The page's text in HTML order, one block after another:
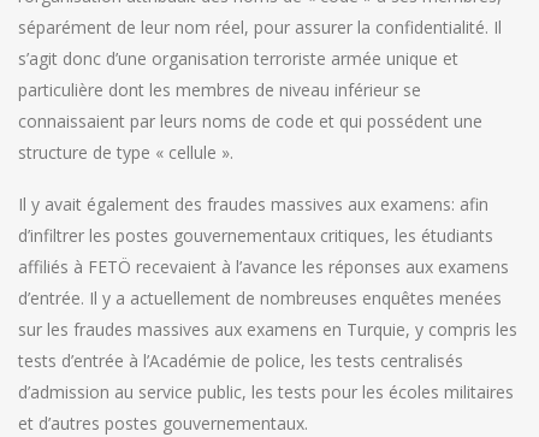
séparément de leur nom réel, pour assurer la confidentialité. Il
s’agit donc d’une organisation terroriste armée unique et
particulière dont les membres de niveau inférieur se
connaissaient par leurs noms de code et qui possédent une
structure de type « cellule ».
Il y avait également des fraudes massives aux examens: afin
d’infiltrer les postes gouvernementaux critiques, les étudiants
affiliés à FETÖ recevaient à l’avance les réponses aux examens
d’entrée. Il y a actuellement de nombreuses enquêtes menées
sur les fraudes massives aux examens en Turquie, y compris les
tests d’entrée à l’Académie de police, les tests centralisés
d’admission au service public, les tests pour les écoles militaires
et d’autres postes gouvernementaux.